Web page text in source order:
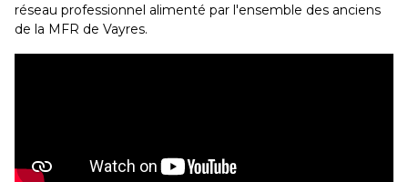
réseau professionnel alimenté par l'ensemble des anciens
de la MFR de Vayres.